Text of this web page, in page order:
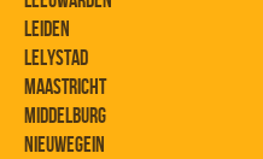
LEIDEN
LELYSTAD
MAASTRICHT
MIDDELBURG
NIEUWEGEIN